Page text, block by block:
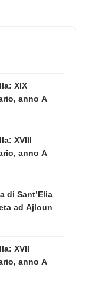
XIX
anno A
XVIII
anno A
di Sant’Elia
ad Ajloun
XVII
anno A